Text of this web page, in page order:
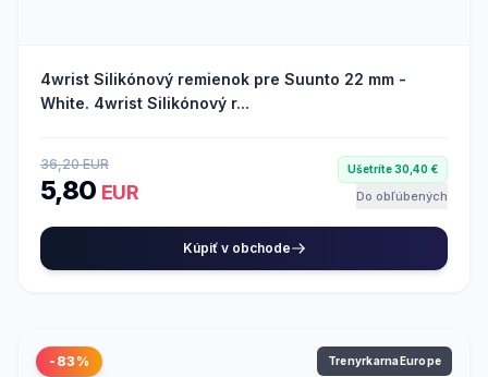
4wrist Silikónový remienok pre Suunto 22 mm -
White. 4wrist Silikónový r...
36,20 EUR
5,80 EUR
Ušetríte 30,40 €
Do obľúbených
Kúpiť v obchode
-83% TrenyrkarnaEurope